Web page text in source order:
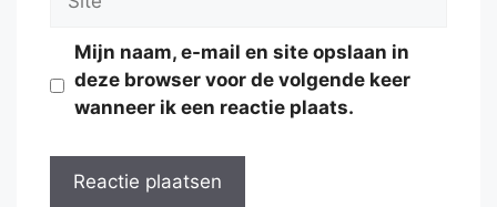
Mijn naam, e-mail en site opslaan in
deze browser voor de volgende keer
wanneer ik een reactie plaats.